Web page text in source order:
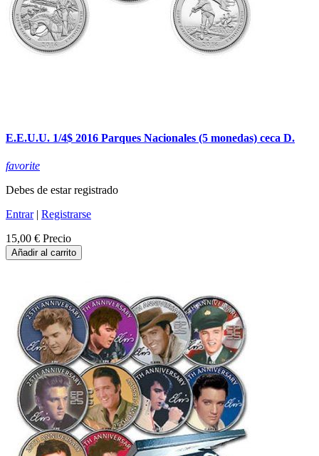
E.E.U.U. 1/4$ 2016 Parques Nacionales (5 monedas) ceca D.
favorite
Debes de estar registrado
Entrar| Registrarse
15,00 € Precio
Añadir al carrito